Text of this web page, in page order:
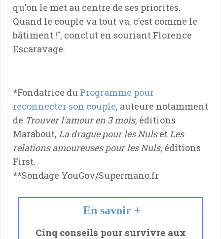
qu'on le met au centre de ses priorités.
Quand le couple va tout va, c'est comme le
bâtiment !", conclut en souriant Florence
Escaravage.
*Fondatrice du Programme pour
reconnecter son couple, auteure notamment
de Trouver l'amour en 3 mois, éditions
Marabout, La drague pour les Nulset Les
relations amoureuses pour les Nuls, éditions
First.
**Sondage YouGov/Supermano.fr
En savoir +
Cinq conseils pour survivre aux